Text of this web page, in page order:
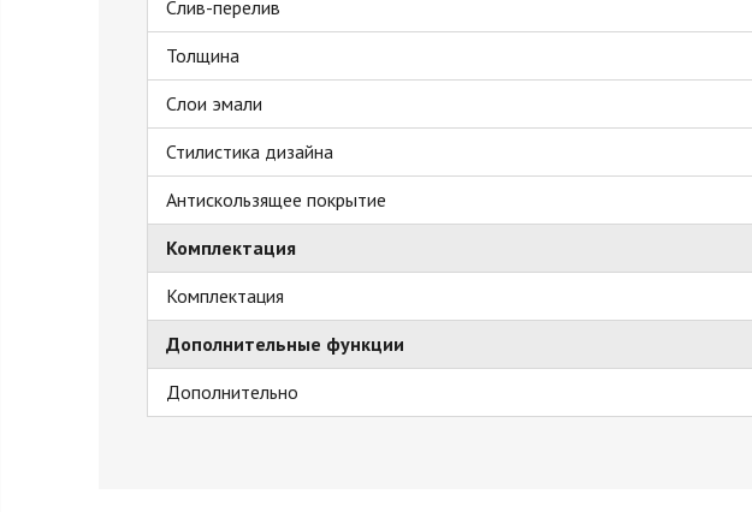
Слив-перелив
Толщина
Слои эмали
Стилистика дизайна
Антискользящее покрытие
Комплектация
Комплектация
Дополнительные функции
Дополнительно